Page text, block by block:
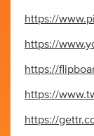
https://
https://
https://
https://
https://